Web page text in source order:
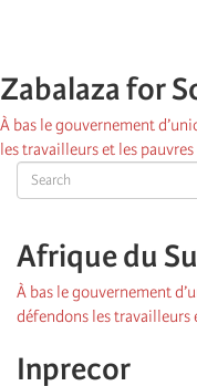
Search
Afrique du
À bas le gouvernement
défendons les travailleurs
Inprecor
Zabalaza for
À bas le gouvernement
les travailleurs et les pauvres